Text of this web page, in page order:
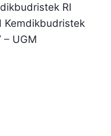
RI
Kemdikbudristek
– UGM